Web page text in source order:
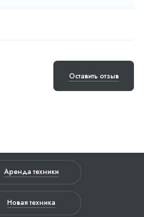
Оставить отзыв
Аренда техники
Новая техника